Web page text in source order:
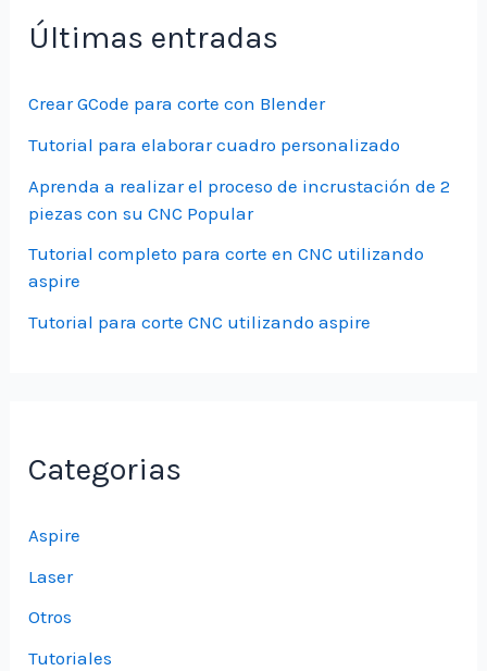
Últimas entradas
Crear GCode para corte con Blender
Tutorial para elaborar cuadro personalizado
Aprenda a realizar el proceso de incrustación de 2
piezas con su CNC Popular
Tutorial completo para corte en CNC utilizando
aspire
Tutorial para corte CNC utilizando aspire
Categorias
Aspire
Laser
Otros
Tutoriales